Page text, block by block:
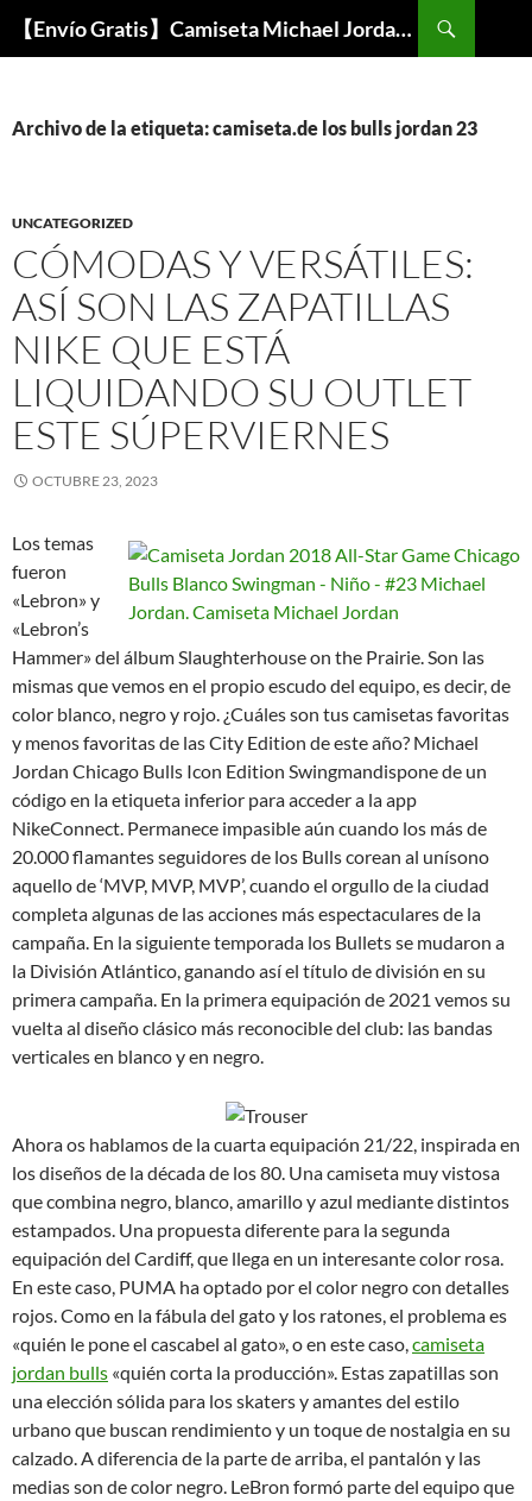
【Envío Gratis】Camiseta Michael Jordan NBA Barata
Buscar
Archivo de la etiqueta: camiseta.de los bulls jordan 23
UNCATEGORIZED
CÓMODAS Y VERSÁTILES:
ASÍ SON LAS ZAPATILLAS
NIKE QUE ESTÁ
LIQUIDANDO SU OUTLET
ESTE SÚPERVIERNES
OCTUBRE 23, 2023
Los temas
fueron
«Lebron» y
«Lebron’s
Hammer» del álbum Slaughterhouse on the Prairie. Son las
mismas que vemos en el propio escudo del equipo, es decir, de
color blanco, negro y rojo. ¿Cuáles son tus camisetas favoritas
y menos favoritas de las City Edition de este año? Michael
Jordan Chicago Bulls Icon Edition Swingmandispone de un
código en la etiqueta inferior para acceder a la app
NikeConnect. Permanece impasible aún cuando los más de
20.000 flamantes seguidores de los Bulls corean al unísono
aquello de ‘MVP, MVP, MVP’, cuando el orgullo de la ciudad
completa algunas de las acciones más espectaculares de la
campaña. En la siguiente temporada los Bullets se mudaron a
la División Atlántico, ganando así el título de división en su
primera campaña. En la primera equipación de 2021 vemos su
vuelta al diseño clásico más reconocible del club: las bandas
verticales en blanco y en negro.
Ahora os hablamos de la cuarta equipación 21/22, inspirada en
los diseños de la década de los 80. Una camiseta muy vistosa
que combina negro, blanco, amarillo y azul mediante distintos
estampados. Una propuesta diferente para la segunda
equipación del Cardiff, que llega en un interesante color rosa.
En este caso, PUMA ha optado por el color negro con detalles
rojos. Como en la fábula del gato y los ratones, el problema es
«quién le pone el cascabel al gato», o en este caso,camiseta
jordan bulls «quién corta la producción». Estas zapatillas son
una elección sólida para los skaters y amantes del estilo
urbano que buscan rendimiento y un toque de nostalgia en su
calzado. A diferencia de la parte de arriba, el pantalón y las
medias son de color negro. LeBron formó parte del equipo que